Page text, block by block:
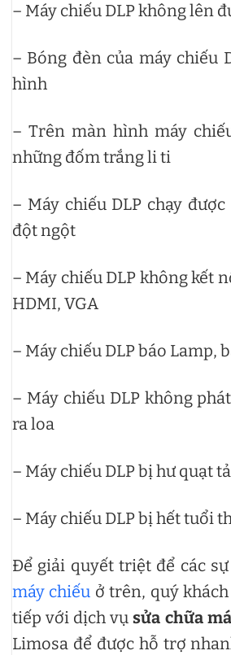
– Máy chiếu DLP không lên
– Bóng đèn của máy chiếu
hình
– Trên màn hình máy
những đốm trắng li ti
– Máy chiếu DLP chạy
đột ngột
– Máy chiếu DLP không kết
HDMI, VGA
– Máy chiếu DLP báo Lamp,
– Máy chiếu DLP không
ra loa
– Máy chiếu DLP bị hư quạt
– Máy chiếu DLP bị hết tuổi
Để giải quyết triệt để các
máy chiếu ở trên, quý
tiếp với dịch vụsửa chữa
Limosa để được hỗ trợ